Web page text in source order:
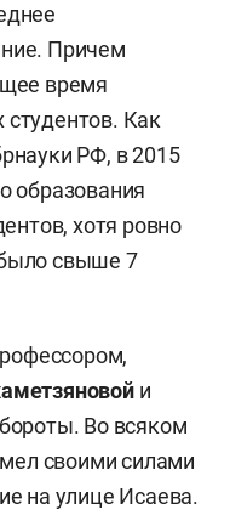
Причем
время
Как
РФ, в 2015
образования
хотя ровно
было свыше 7
и
Во всяком
своими силами
на улице Исаева.